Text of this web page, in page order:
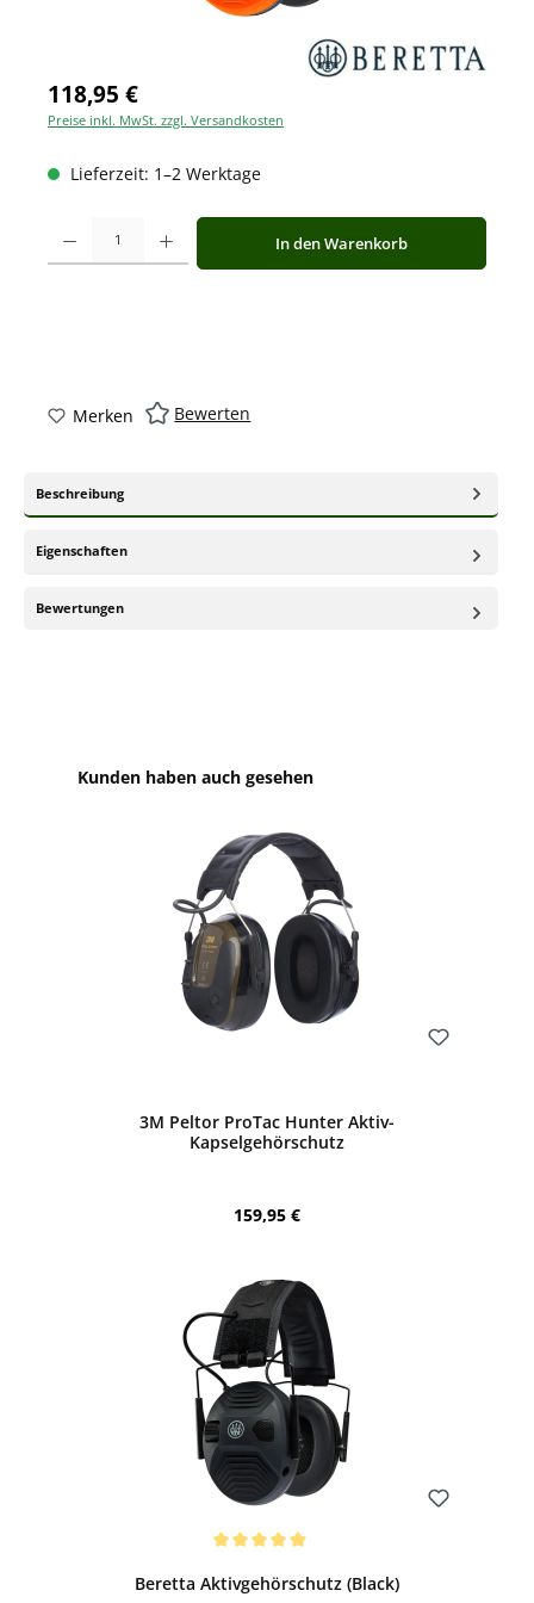
118,95 €
Preise inkl. MwSt. zzgl. Versandkosten
Lieferzeit: 1–2 Werktage
Produkt Anzahl: Gib den gewünschten Wert ein oder benutze die
In den Warenkorb
Merken Bewerten
Beschreibung
Eigenschaften
Bewertungen
Produktgalerie überspringen
Kunden haben auch gesehen
3M Peltor ProTac Hunter Aktiv-
Kapselgehörschutz
Regulärer Preis:
159,95 €
Beretta Aktivgehörschutz (Black)